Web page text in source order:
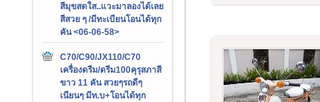
สีมุขสดใส..แวะมาลองได้เลย
สีสวย ๆ /มีทะเบียนโอนได้ทุก
คัน <06-06-58>
C70/C90/JX110/C70
เครื่องดรีม/ดรีม100คุรุสภาสี
ขาว 11 คัน สวยๆรถดีๆ
เนียนๆ มีท.บ+โอนได้ทุก